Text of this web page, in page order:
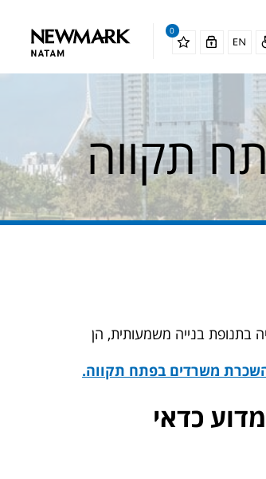
0
בתנופת בנייה משמעותית, הן
משרדים בפתח תקווה.
מדוע כדאי